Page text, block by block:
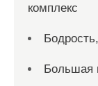
комплекс
Большая